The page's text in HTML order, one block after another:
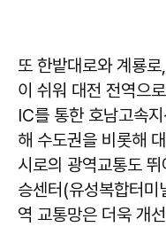
또 한밭대로와 계룡
이 쉬워 대전 전역으
IC를 통한 호남고속
해 수도권을 비롯해
시로의 광역교통도
승센터(유성복합터
역 교통망은 더욱 개